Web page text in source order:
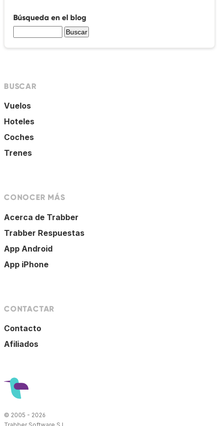
Búsqueda en el blog
BUSCAR
Vuelos
Hoteles
Coches
Trenes
CONOCER MÁS
Acerca de Trabber
Trabber Respuestas
App Android
App iPhone
CONTACTAR
Contacto
Afiliados
© 2005 - 2026